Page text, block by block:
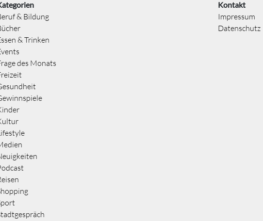
& Bildung
& Trinken
des Monats
Kontakt
Impressum
Datenschutz